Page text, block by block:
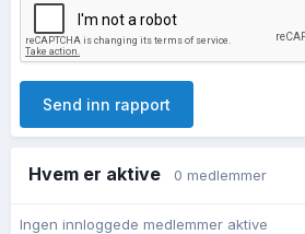
Send inn rapport
Hvem er aktive 0 medlemmer
Ingen innloggede medlemmer aktive